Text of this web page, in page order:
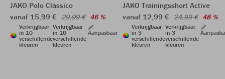
JAKO Polo Classico
vanaf 15,99 € 29,99 € 46 %
Verkrijgbaar
in 10
verschillende
kleuren
Verkrijgbaar
in 10
verschillende
kleuren
Aanpasbaar
JAKO Trainingsshort Active
vanaf 12,99 € 24,99 € 48 %
Verkrijgbaar
in 3
verschillende
kleuren
Verkrijgbaar
in 3
verschillende
kleuren